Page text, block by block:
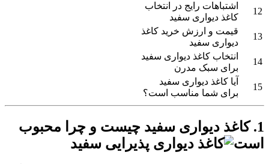
12
اشتباهات رایج در انتخاب
کاغذ دیواری سفید
13
قیمت و ارزش خرید کاغذ
دیواری سفید
14
انتخاب کاغذ دیواری سفید
برای سبک مدرن
15
آیا کاغذ دیواری سفید
برای شما مناسب است؟
1. کاغذ دیواری سفید چیست و چرا محبوب
است